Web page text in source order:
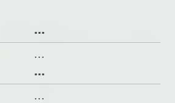
...
...
...
...